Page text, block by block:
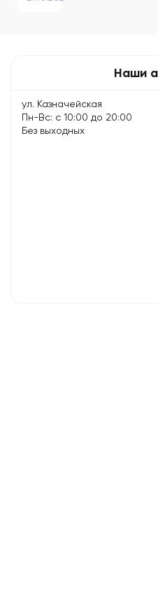
Наши
ул. Казначейская
Пн-Вс: с 10:00 до 20:00
Без выходных